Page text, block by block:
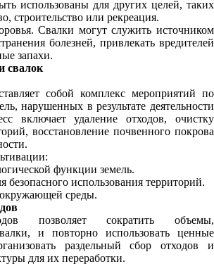
использованы для других целей, таких
строительство или рекреация.
Свалки могут служить источником
болезней, привлекать вредителей
запахи.
свалок
собой комплекс мероприятий по
нарушенных в результате деятельности
включает удаление отходов, очистку
восстановление почвенного покрова
функции земель.
безопасного использования территорий.
среды.
позволяет сократить объемы,
и повторно использовать ценные
раздельный сбор отходов и
для их переработки.